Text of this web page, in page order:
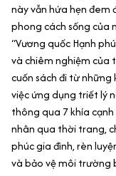
này vẫn hứa hẹn đem
phong cách sống của
“Vương quốc Hạnh
và chiêm nghiệm của
cuốn sách đi từ
việc ứng dụng triết lý
thông qua 7 khía
nhân qua thời trang,
phúc gia đình, rèn
và bảo vệ môi trường